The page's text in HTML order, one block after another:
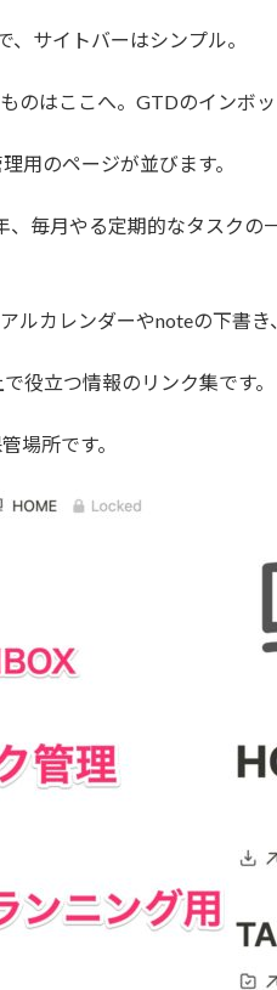
サイトバーはシンプル。
のはここへ。GTDのインボッ
用のページが並びます。
毎月やる定期的なタスクの
カレンダーやnoteの下書き
役立つ情報のリンク集です。
場所です。